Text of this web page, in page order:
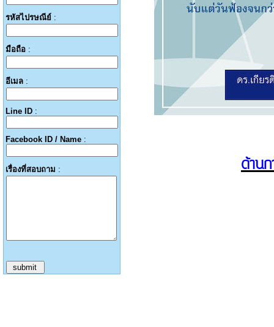
รหัสไปรษณีย์ :
มือถือ :
อีเมล :
Line ID :
Facebook ID / Name :
เรื่องที่สอบถาม : ด้าน